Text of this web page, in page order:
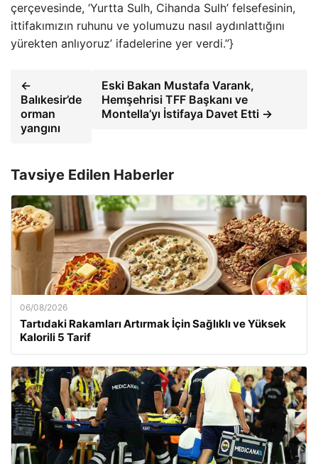
çerçevesinde, ‘Yurtta Sulh, Cihanda Sulh’ felsefesinin,
ittifakımızın ruhunu ve yolumuzu nasıl aydınlattığını
yürekten anlıyoruz’ ifadelerine yer verdi.”}
←
Balıkesir’de
orman
yangını
Eski Bakan Mustafa Varank,
Hemşehrisi TFF Başkanı ve
Montella’yı İstifaya Davet Etti →
Tavsiye Edilen Haberler
06/08/2026
Tartıdaki Rakamları Artırmak İçin Sağlıklı ve Yüksek
Kalorili 5 Tarif